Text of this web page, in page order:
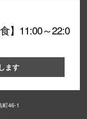
】11:00～22:0
ます
町46-1